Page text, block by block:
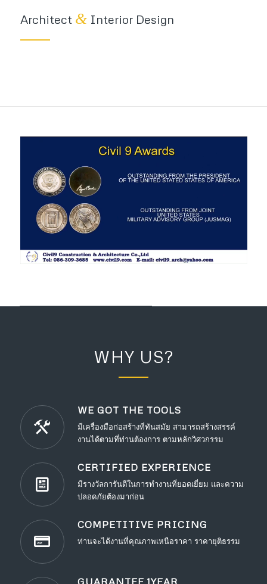
Architect &Interior Design
WHY US?
WE GOT THE TOOLS
มีเครื่องมือก่อสร้างที่ทันสมัย สามารถสร้างสรรค์
งานได้ตามที่ท่านต้องการ ตามหลักวิศวกรรม
CERTIFIED EXPERIENCE
มีรางวัลการันตีในการทำงานที่ยอดเยี่ยม และความ
ปลอดภัยต้องมาก่อน
COMPETITIVE PRICING
ท่านจะได้งานที่คุณภาพเหนือราคา ราคายุติธรรม